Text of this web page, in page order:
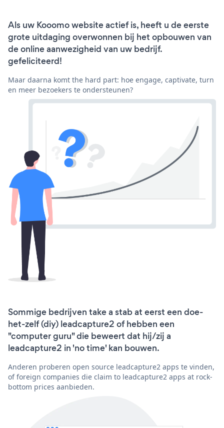
Als uw Kooomo website actief is, heeft u de eerste
grote uitdaging overwonnen bij het opbouwen van
de online aanwezigheid van uw bedrijf.
gefeliciteerd!
Maar daarna komt the hard part: hoe engage, captivate, turn
en meer bezoekers te ondersteunen?
Sommige bedrijven take a stab at eerst een doe-
het-zelf (diy) leadcapture2 of hebben een
"computer guru" die beweert dat hij/zij a
leadcapture2 in 'no time' kan bouwen.
Anderen proberen open source leadcapture2 apps te vinden,
of foreign companies die claim to leadcapture2 apps at rock-
bottom prices aanbieden.